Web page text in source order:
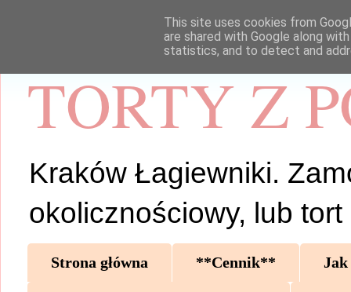
TORTY Z
Kraków Łagiewniki.
okolicznościowy, lub tort
Strona główna **Cennik** Jak
This site uses cookies from
are shared with Google along
statistics, and to detect and